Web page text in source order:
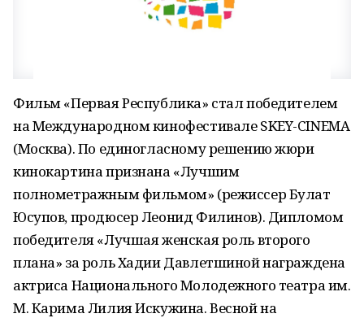
Фильм «Первая Республика» стал победителем
на Международном кинофестивале SKEY-CINEMA
(Москва). По единогласному решению жюри
кинокартина признана «Лучшим
полнометражным фильмом» (режиссер Булат
Юсупов, продюсер Леонид Филинов). Дипломом
победителя «Лучшая женская роль второго
плана» за роль Хадии Давлетшиной награждена
актриса Национального Молодежного театра им.
М. Карима Лилия Искужина. Весной на